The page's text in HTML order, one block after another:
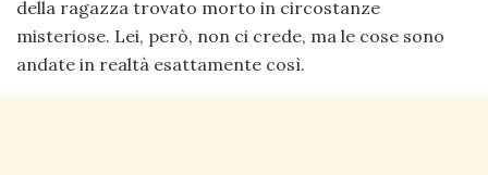
della ragazza trovato morto in circostanze
misteriose. Lei, però, non ci crede, ma le cose sono
andate in realtà esattamente così.